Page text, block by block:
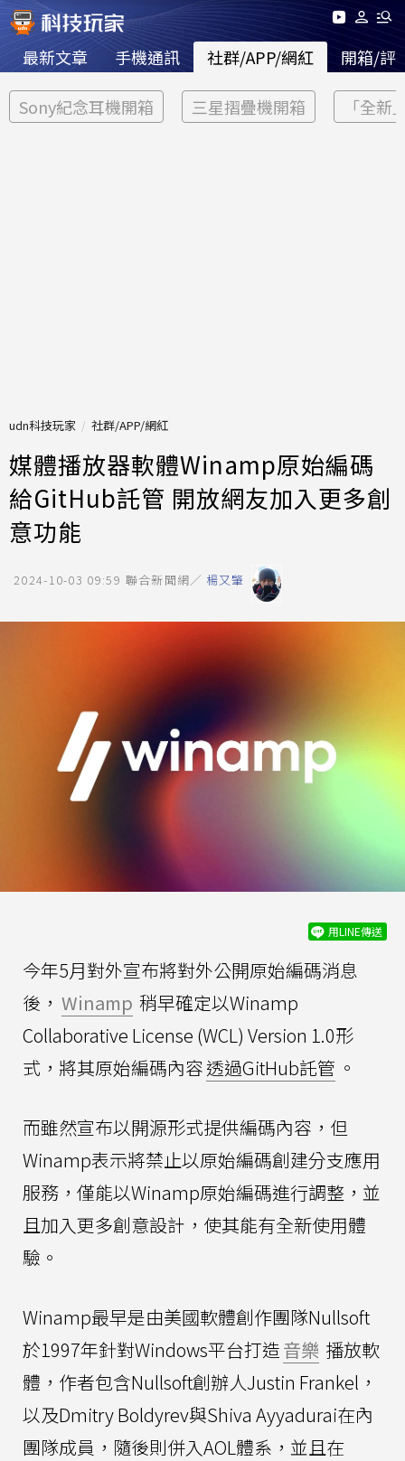
最新文章 手機通訊 社群/APP/網紅 開箱/評
Sony紀念耳機開箱 三星摺疊機開箱 「全新
udn科技玩家 社群/APP/網紅
媒體播放器軟體Winamp原始編碼
給GitHub託管 開放網友加入更多創
意功能
2024-10-03 09:59 聯合新聞網／ 楊又肇
用LINE傳送
今年5月對外宣布將對外公開原始編碼消息
後， Winamp 稍早確定以Winamp
Collaborative License (WCL) Version 1.0形
式，將其原始編碼內容透過GitHub託管 。
而雖然宣布以開源形式提供編碼內容，但
Winamp表示將禁止以原始編碼創建分支應用
服務，僅能以Winamp原始編碼進行調整，並
且加入更多創意設計，使其能有全新使用體
驗。
Winamp最早是由美國軟體創作團隊Nullsoft
於1997年針對Windows平台打造音樂 播放軟
體，作者包含Nullsoft創辦人Justin Frankel，
以及Dmitry Boldyrev與Shiva Ayyadurai在內
團隊成員，隨後則併入AOL體系，並且在